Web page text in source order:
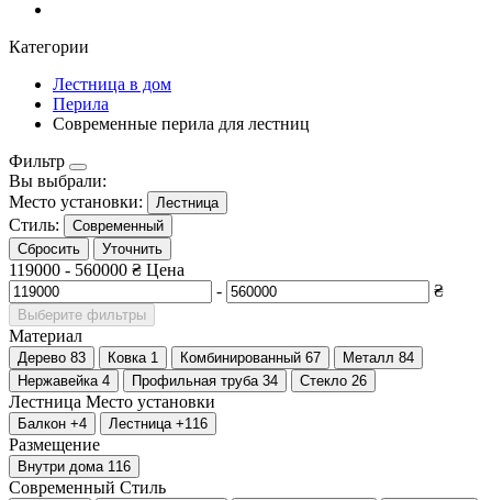
Категории
Лестница в дом
Перила
Современные перила для лестниц
Фильтр
Вы выбрали:
Место установки:
Лестница
Стиль:
Современный
Сбросить
Уточнить
119000 - 560000 ₴ Цена
-
₴
Выберите фильтры
Материал
Дерево 83 Ковка 1 Комбинированный 67 Металл 84
Нержавейка 4 Профильная труба 34 Стекло 26
Лестница Место установки
Балкон +4 Лестница +116
Размещение
Внутри дома 116
Современный Стиль